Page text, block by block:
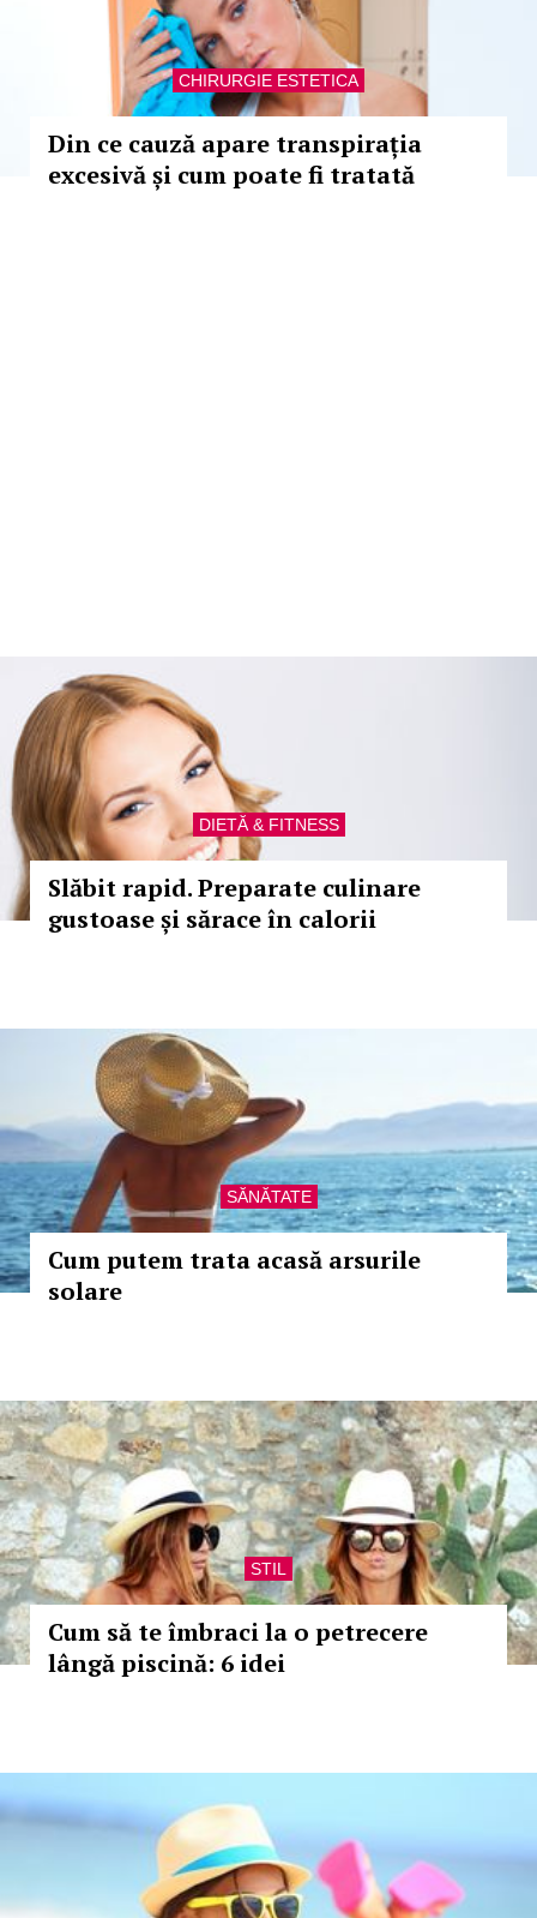
CHIRURGIE ESTETICA
Din ce cauză apare transpirația
excesivă și cum poate fi tratată
DIETĂ & FITNESS
Slăbit rapid. Preparate culinare
gustoase și sărace în calorii
SĂNĂTATE
Cum putem trata acasă arsurile
solare
STIL
Cum să te îmbraci la o petrecere
lângă piscină: 6 idei